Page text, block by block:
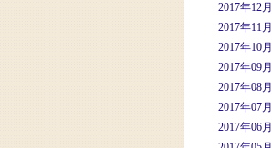
2017年12月
2017年11月
2017年10月
2017年09月
2017年08月
2017年07月
2017年06月